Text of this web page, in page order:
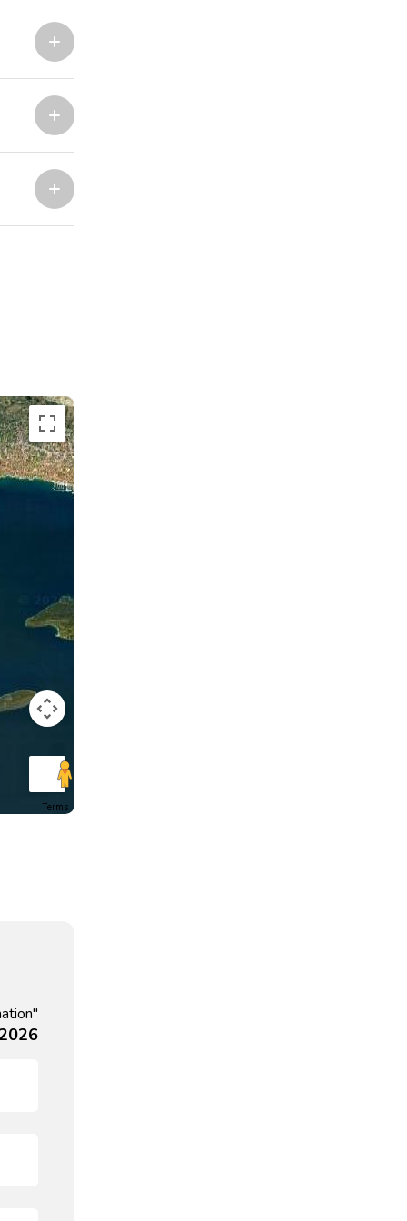
Terms
Marina Trogir - ACI
Marina Trogir - SCT
ACI Marina Dubrovnik,
Komolac